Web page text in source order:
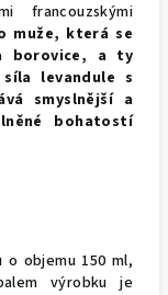
francouzskými
muže, která se
borovice, a ty
levandule s
smyslnější a
bohatostí
o objemu 150 ml,
výrobku je